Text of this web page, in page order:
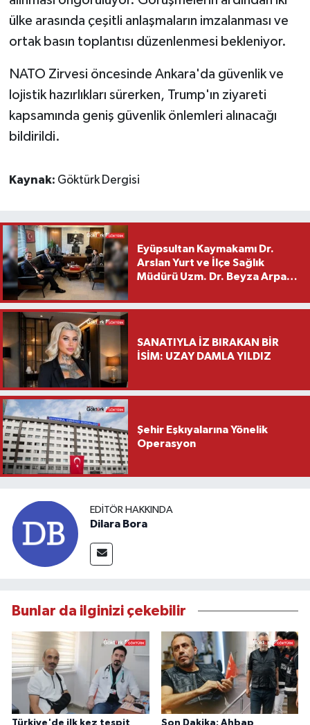
ülke arasında çeşitli anlaşmaların imzalanması ve
ortak basın toplantısı düzenlenmesi bekleniyor.
NATO Zirvesi öncesinde Ankara'da güvenlik ve
lojistik hazırlıkları sürerken, Trump'ın ziyareti
kapsamında geniş güvenlik önlemleri alınacağı
bildirildi.
Kaynak: Göktürk Dergisi
Eyüpsultan Kaymakamı Dr.
Arslan Yurt ve İlçe Sağlık
Müdürü Uzm. Dr. Beyza Arpacı
Ziyareti
SANATIYLA İZ BIRAKAN BİR
İSİM: UZAY DAMLA YILDIZ
Şehir Eşkıyalarına Yönelik
Operasyon
EDITÖR HAKKINDA
Dilara Bora
Bunlar da ilginizi çekebilir
Türkiye'de ilk kez tespit Son Dakika: Ahbap